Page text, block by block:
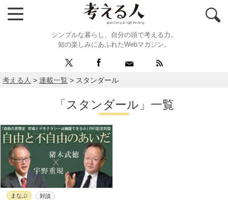
シンプルな暮らし、自分の頭で考える力。
知の楽しみにあふれたWebマガジン。
考える人 > 連載一覧 > スタンダール
「スタンダール」一覧
まなぶ 対談